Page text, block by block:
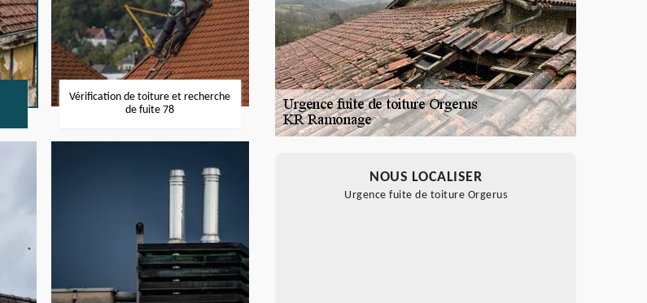
Vérification de toiture et recherche
de fuite 78
NOUS LOCALISER
Urgence fuite de toiture Orgerus